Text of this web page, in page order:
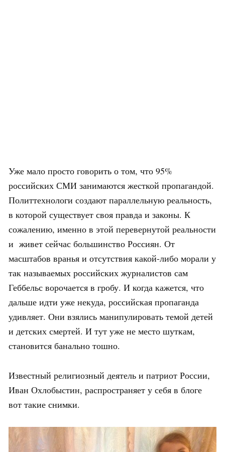
Уже мало просто говорить о том, что 95%
российских СМИ занимаются жесткой пропагандой.
Политтехнологи создают параллельную реальность,
в которой существует своя правда и законы. К
сожалению, именно в этой перевернутой реальности
и живет сейчас большинство Россиян. От
масштабов вранья и отсутствия какой-либо морали у
так называемых российских журналистов сам
Геббельс ворочается в гробу. И когда кажется, что
дальше идти уже некуда, российская пропаганда
удивляет. Они взялись манипулировать темой детей
и детских смертей. И тут уже не место шуткам,
становится банально тошно.
Известный религиозный деятель и патриот России,
Иван Охлобыстин, распространяет у себя в блоге
вот такие снимки.